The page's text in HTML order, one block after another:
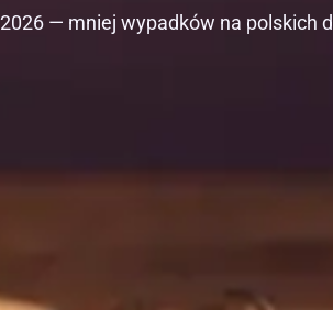
— mniej wypadków na polskich